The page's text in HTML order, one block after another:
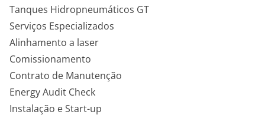
Tanques Hidropneumáticos GT
Serviços Especializados
Alinhamento a laser
Comissionamento
Contrato de Manutenção
Energy Audit Check
Instalação e Start-up